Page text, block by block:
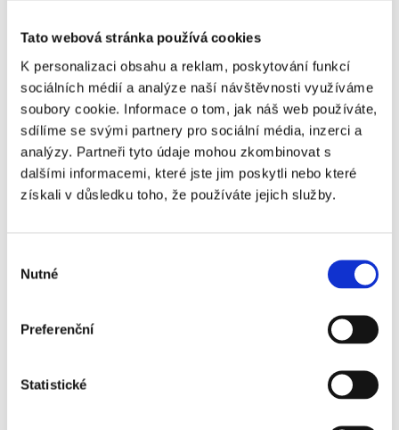
Tato webová stránka používá cookies
K personalizaci obsahu a reklam, poskytování funkcí
sociálních médií a analýze naší návštěvnosti využíváme
soubory cookie. Informace o tom, jak náš web používáte,
sdílíme se svými partnery pro sociální média, inzerci a
analýzy. Partneři tyto údaje mohou zkombinovat s
dalšími informacemi, které jste jim poskytli nebo které
získali v důsledku toho, že používáte jejich služby.
souhlasu
Nutné
Preferenční
Statistické
Gold
Tottenham
Hotspur -
Aston Villa
- VIP
Travel Club
Premium
Ano +6 570 Kč
Aston Villa
- VIP
Příplatky za doplňkové služby